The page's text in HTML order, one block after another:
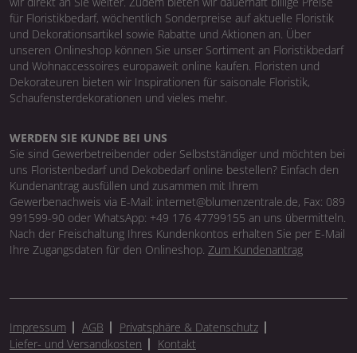
für Floristikbedarf, wöchentlich Sonderpreise auf aktuelle Floristik
und Dekorationsartikel sowie Rabatte und Aktionen an. Über
unseren Onlineshop können Sie unser Sortiment an Floristikbedarf
und Wohnaccessoires europaweit online kaufen. Floristen und
Dekorateuren bieten wir Inspirationen für saisonale Floristik,
Schaufensterdekorationen und vieles mehr.
WERDEN SIE KUNDE BEI UNS
Sie sind Gewerbetreibender oder Selbstständiger und möchten bei
uns Floristenbedarf und Dekobedarf online bestellen? Einfach den
Kundenantrag ausfüllen und zusammen mit Ihrem
Gewerbenachweis via E-Mail: internet@blumenzentrale.de, Fax: 089
991599-90 oder WhatsApp: +49 176 47799155 an uns übermitteln.
Nach der Freischaltung Ihres Kundenkontos erhalten Sie per E-Mail
Ihre Zugangsdaten für den Onlineshop. Zum Kundenantrag
Impressum AGB
Privatsphäre & Datenschutz
Liefer- und Versandkosten
Kontakt